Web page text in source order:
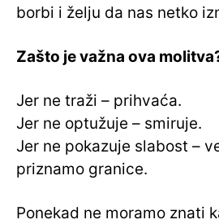
borbi i želju da nas netko
Zašto je važna ova
Jer ne traži – prihvaća.
Jer ne optužuje – smiruje.
Jer ne pokazuje slabost –
priznamo granice.
Ponekad ne moramo znati